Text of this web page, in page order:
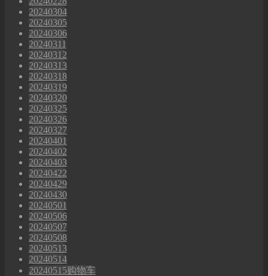
20240304
20240305
20240306
20240311
20240312
20240313
20240318
20240319
20240320
20240325
20240326
20240327
20240401
20240402
20240403
20240422
20240429
20240430
20240501
20240506
20240507
20240508
20240513
20240514
20240515购物车